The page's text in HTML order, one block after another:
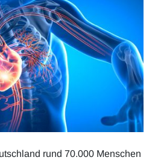
rund 70.000 Menschen